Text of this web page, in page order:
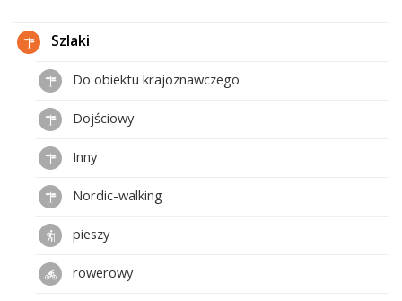
Szlaki
Do obiektu krajoznawczego
Dojściowy
Inny
Nordic-walking
pieszy
rowerowy